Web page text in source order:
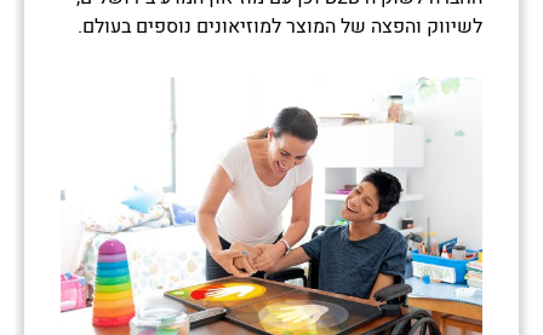
לשיווק והפצה של המוצר למוזיאונים נוספים בעולם.